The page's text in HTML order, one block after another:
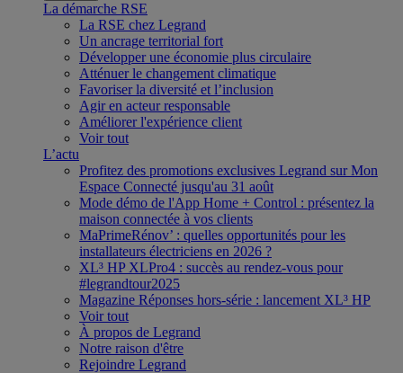
La démarche RSE
La RSE chez Legrand
Un ancrage territorial fort
Développer une économie plus circulaire
Atténuer le changement climatique
Favoriser la diversité et l’inclusion
Agir en acteur responsable
Améliorer l'expérience client
Voir tout
L’actu
Profitez des promotions exclusives Legrand sur Mon
Espace Connecté jusqu'au 31 août
Mode démo de l'App Home + Control : présentez la
maison connectée à vos clients
MaPrimeRénov’ : quelles opportunités pour les
installateurs électriciens en 2026 ?
XL³ HP XLPro4 : succès au rendez-vous pour
#legrandtour2025
Magazine Réponses hors-série : lancement XL³ HP
Voir tout
À propos de Legrand
Notre raison d'être
Rejoindre Legrand